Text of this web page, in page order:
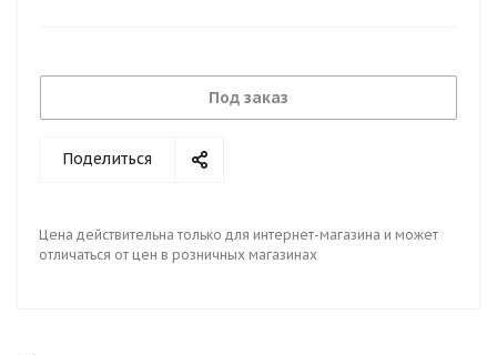
Под заказ
Поделиться
Цена действительна только для интернет-магазина и может
отличаться от цен в розничных магазинах